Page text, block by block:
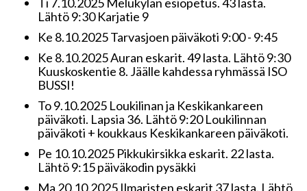
Lähtö 9:30 Karjatie 9
Ke 8.10.2025 Tarvasjoen päiväkoti 9:00 - 9:45
Ke 8.10.2025 Auran eskarit. 49 lasta. Lähtö 9:30
Kuuskoskentie 8. Jäälle kahdessa ryhmässä ISO
BUSSI!
To 9.10.2025 Loukilinan ja Keskikankareen
päiväkoti. Lapsia 36. Lähtö 9:20 Loukilinnan
päiväkoti + koukkaus Keskikankareen päiväkoti.
Pe 10.10.2025 Pikkukirsikka eskarit. 22 lasta.
Lähtö 9:15 päiväkodin pysäkki
Ma 20.10.2025 Ilmaristen eskarit 37 lasta. Lähtö